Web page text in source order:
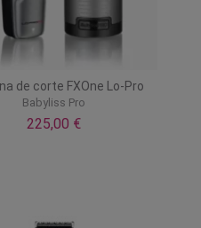
de corte FXOne Lo-Pro
Babyliss Pro
225,00 €